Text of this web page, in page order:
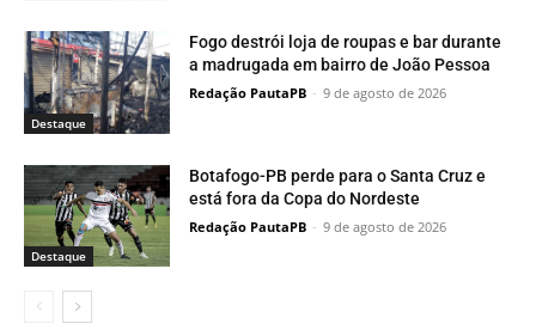
Destaque
Fogo destrói loja de roupas e bar durante
a madrugada em bairro de João Pessoa
Redação PautaPB - 9 de agosto de 2026
Destaque
Botafogo-PB perde para o Santa Cruz e
está fora da Copa do Nordeste
Redação PautaPB - 9 de agosto de 2026